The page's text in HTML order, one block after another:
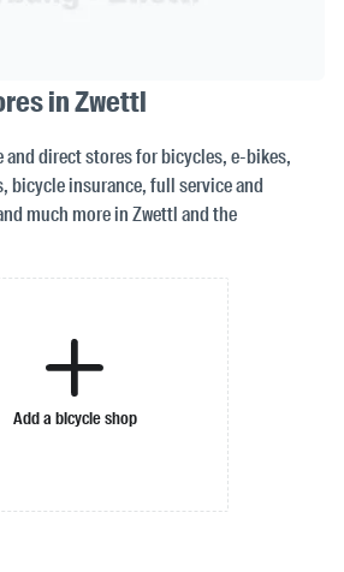
in Zwettl
and direct stores for bicycles, e-bikes,
bicycle insurance, full service and
much more in Zwettl and the
Add a bicycle shop